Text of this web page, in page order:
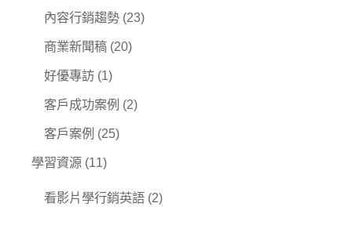
內容行銷趨勢 (23)
商業新聞稿 (20)
好優專訪 (1)
客戶成功案例 (2)
客戶案例 (25)
學習資源 (11)
看影片學行銷英語 (2)